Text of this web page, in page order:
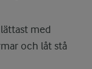
med
och låt stå